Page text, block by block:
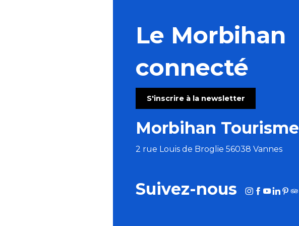
Le Morbihan
connecté
S'inscrire à la newsletter
Morbihan Tourisme
2 rue Louis de Broglie 56038 Vannes
Suivez-nous